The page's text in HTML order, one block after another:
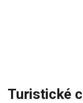
Turistické